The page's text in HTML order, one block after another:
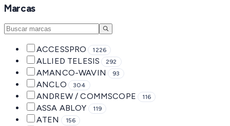
Marcas
ACCESSPRO 1226
ALLIED TELESIS 292
AMANCO-WAVIN 93
ANCLO 304
ANDREW / COMMSCOPE 116
ASSA ABLOY 119
ATEN 156